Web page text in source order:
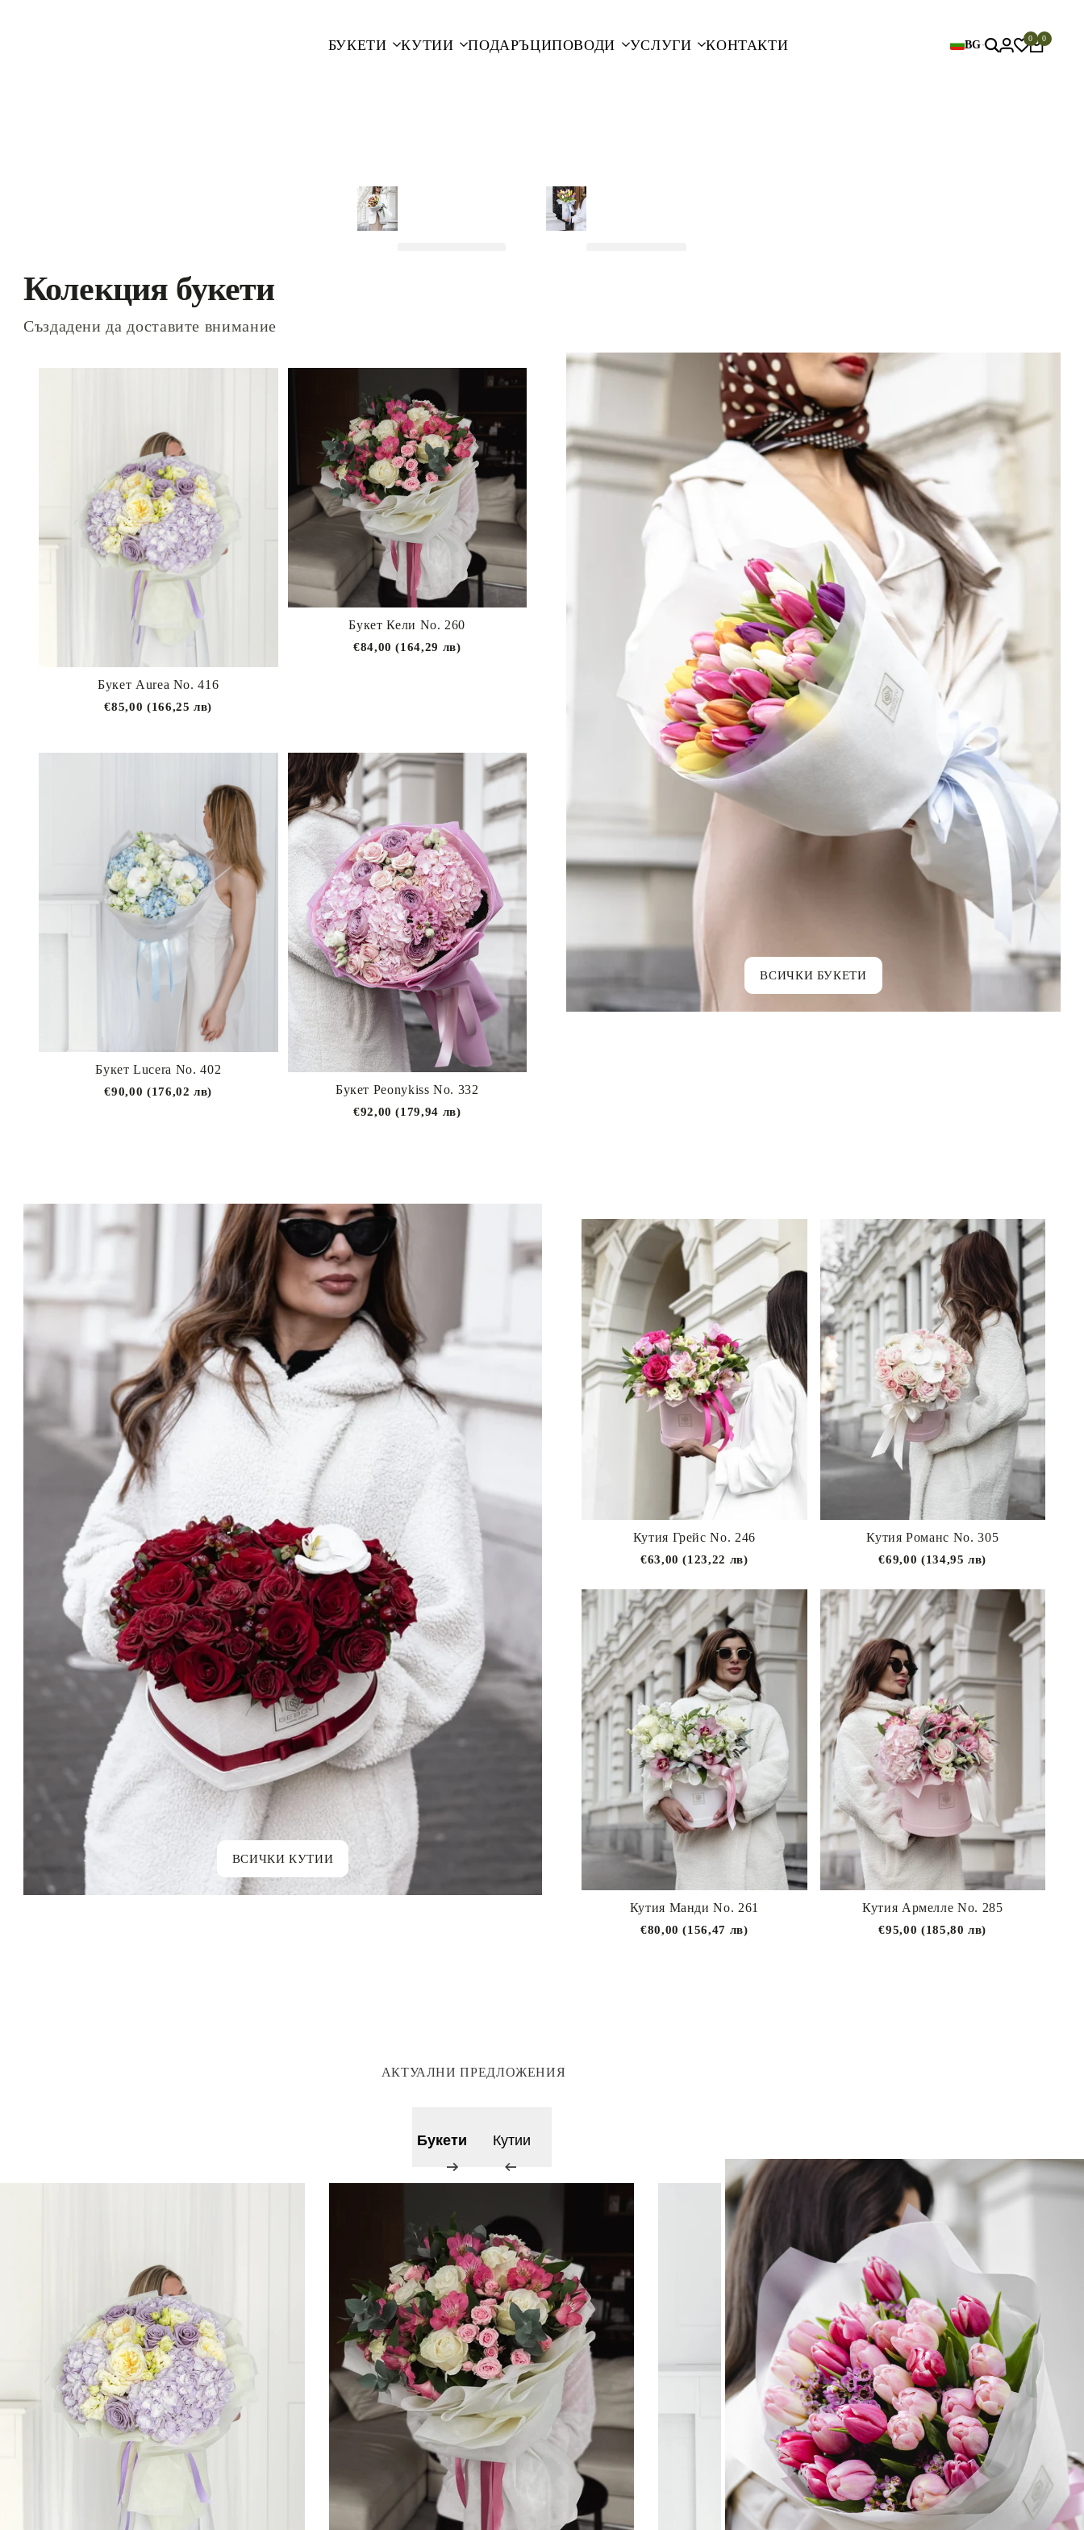
БУКЕТИ КУТИИ ПОДАРЪЦИПОВОДИ УСЛУГИ КОНТАКТИ BG
0 0
КОЙТО ЗАСЛУЖАВА ДА БЪДЕ КРАСИВ!
Колекция букети
Създадени да доставите внимание
ВСИЧКИ БУКЕТИ
Букет Aurea No. 416
€85,00 (166,25 лв)
Букет Кели Nо. 260
€84,00 (164,29 лв)
Букет Lucera No. 402
€90,00 (176,02 лв) Букет Peonykiss No. 332
€92,00 (179,94 лв)
ВСИЧКИ КУТИИ
Кутия Грейс Nо. 246
€63,00 (123,22 лв)
Кутия Романс No. 305
€69,00 (134,95 лв)
Кутия Манди Nо. 261
€80,00 (156,47 лв)
Кутия Армелле No. 285
€95,00 (185,80 лв)
АКТУАЛНИ ПРЕДЛОЖЕНИЯ
Букети Кутии